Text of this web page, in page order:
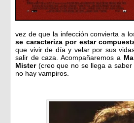
vez de que la infección convierta a
se caracteriza por estar
que vivir de día y velar por sus
salir de caza. Acompañaremos a
Mister(creo que no se llega a saber
no hay vampiros.